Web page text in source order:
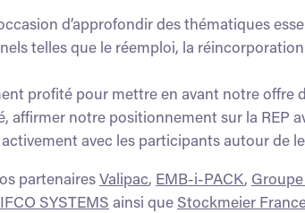
d’approfondir des thématiques
telles que le réemploi, la
profité pour mettre en avant notre offre
affirmer notre positionnement sur la REP
avec les participants autour de
partenairesValipac, EMB-i-PACK,
IFCO SYSTEMS ainsi que Stockmeier